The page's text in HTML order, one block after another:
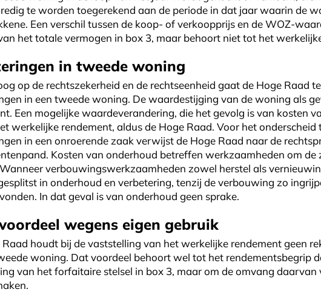
te worden toegerekend aan de periode in dat jaar waarin de
Een verschil tussen de koop- of verkoopprijs en de WOZ-
het totale vermogen in box 3, maar behoort niet tot het
in tweede woning
op de rechtszekerheid en de rechtseenheid gaat de Hoge Raad
in een tweede woning. De waardestijging van de woning als
Een mogelijke waardeverandering, die het gevolg is van kosten
werkelijke rendement, aldus de Hoge Raad. Voor het
in een onroerende zaak verwijst de Hoge Raad naar de
Kosten van onderhoud betreffen werkzaamheden om
verbouwingswerkzaamheden zowel herstel als
in onderhoud en verbetering, tenzij de verbouwing zo
In dat geval is van onderhoud geen sprake.
wegens eigen gebruik
Raad houdt bij de vaststelling van het werkelijke rendement geen
woning. Dat voordeel behoort wel tot het rendementsbegrip
van het forfaitaire stelsel in box 3, maar om de omvang